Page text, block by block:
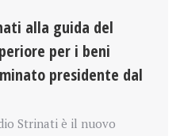
alla guida del
per i beni
presidente dal
Strinati è il nuovo